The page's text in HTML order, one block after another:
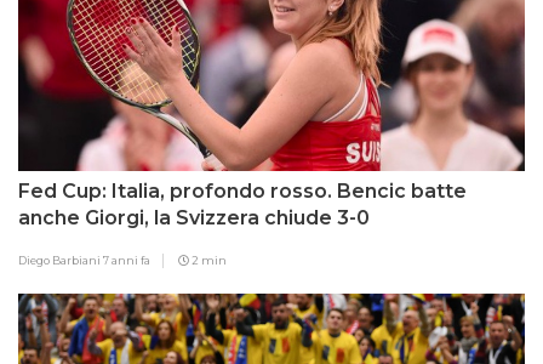
Fed Cup: Italia, profondo rosso. Bencic batte
anche Giorgi, la Svizzera chiude 3-0
Diego Barbiani 7 anni fa 2 min